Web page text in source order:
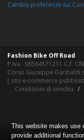
Cambia preferenze sui
Fashion Bike Off Road
P.Iva : 06564571211 C.F.
Corso Giuseppe Garibaldi
[ sito e-commerce
Condizioni di vendita
This website makes use
provide additional